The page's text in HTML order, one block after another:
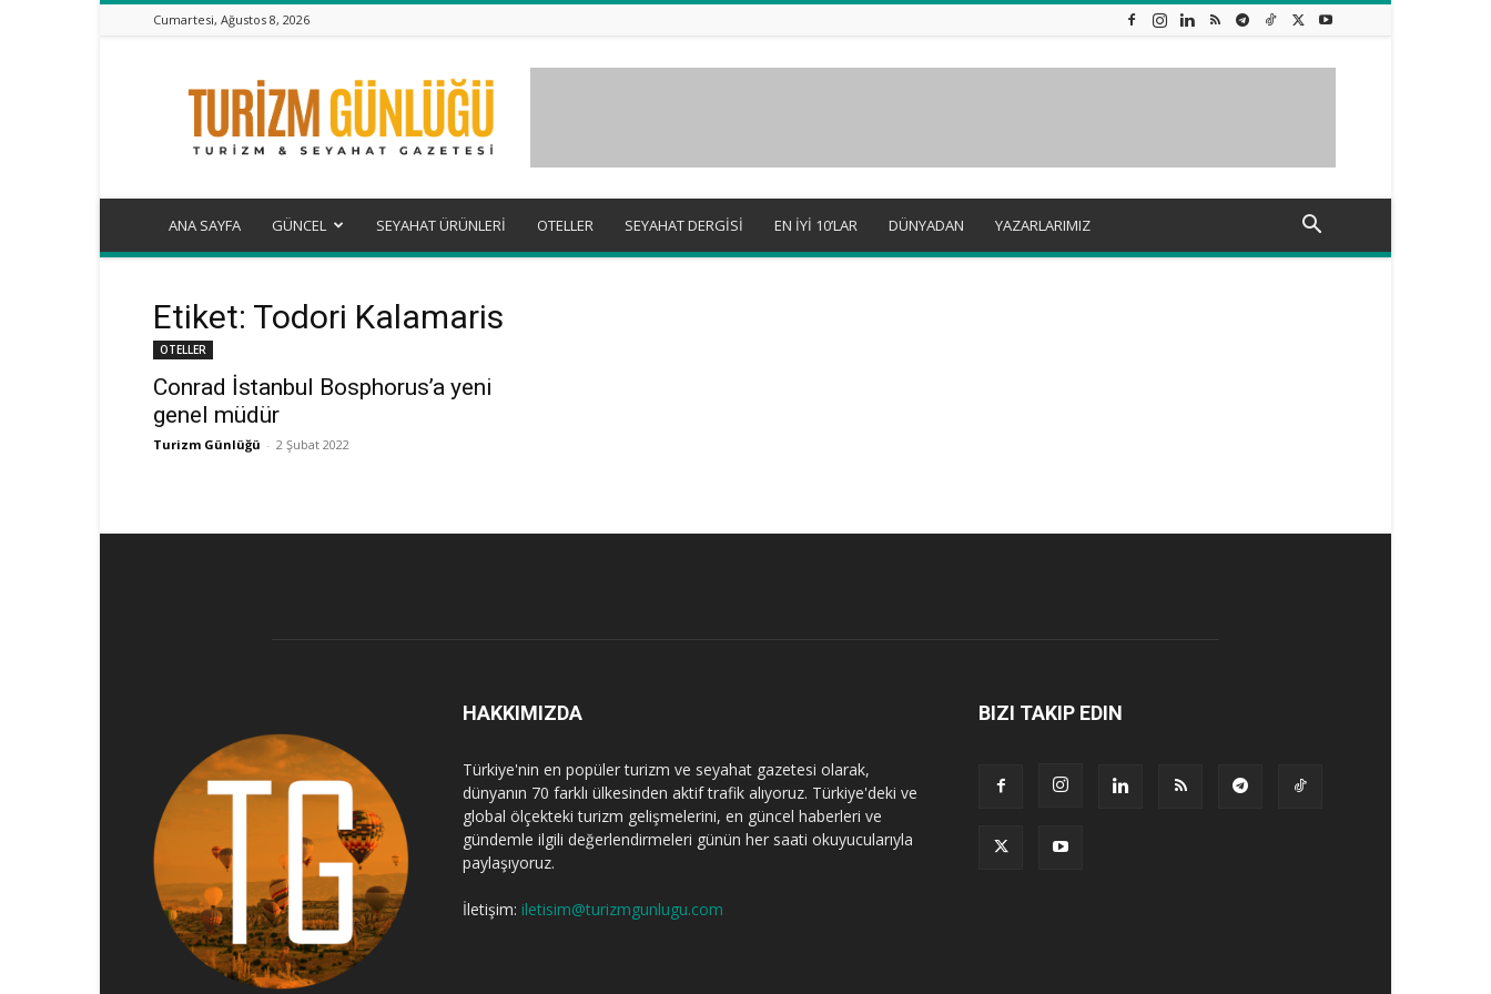
Cumartesi, Ağustos 8, 2026
Turizm
Günlüğü
ANA SAYFA GÜNCEL SEYAHAT ÜRÜNLERİ OTELLER SEYAHAT DERGİSİ EN İYİ 10’LAR DÜNYADAN YAZARLARIMIZ
Etiket: Todori Kalamaris
OTELLER
Conrad İstanbul Bosphorus’a yeni
genel müdür
Turizm Günlüğü - 2 Şubat 2022
HAKKIMIZDA
Türkiye'nin en popüler turizm ve seyahat gazetesi olarak,
dünyanın 70 farklı ülkesinden aktif trafik alıyoruz. Türkiye'deki ve
global ölçekteki turizm gelişmelerini, en güncel haberleri ve
gündemle ilgili değerlendirmeleri günün her saati okuyucularıyla
paylaşıyoruz.
İletişim: iletisim@turizmgunlugu.com
BIZI TAKIP EDIN